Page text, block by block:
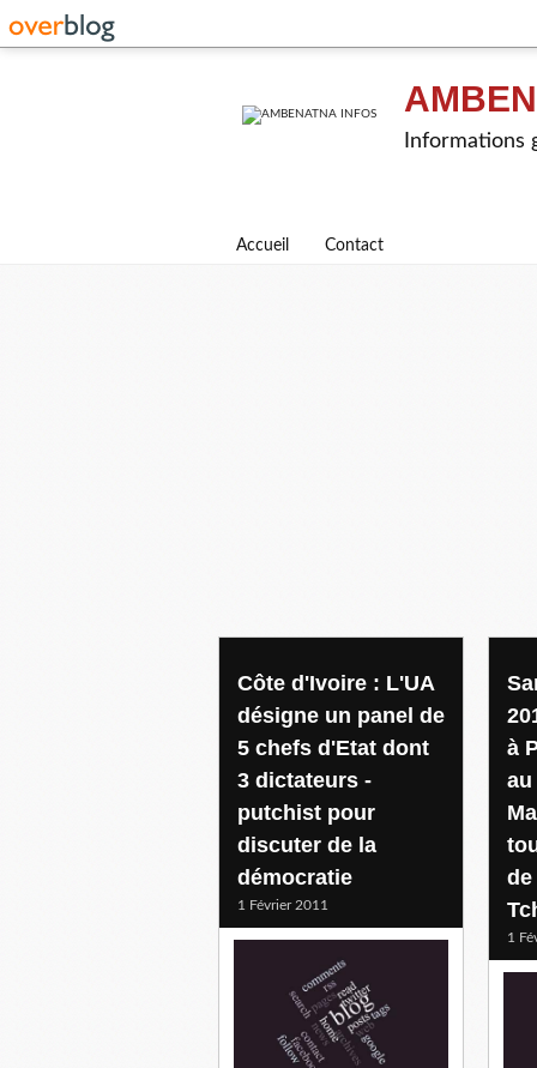
Informations
Accueil Contact
Côte d'Ivoire : L'UA
désigne un panel de
5 chefs d'Etat dont
3 dictateurs -
putchist pour
discuter de la
démocratie
1 Février 2011
à
au
de
1